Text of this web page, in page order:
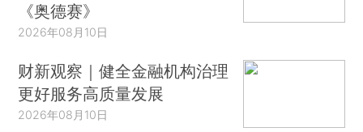
《奥德赛》
2026年08月10日
财新观察｜健全金融机构治理
更好服务高质量发展
2026年08月10日